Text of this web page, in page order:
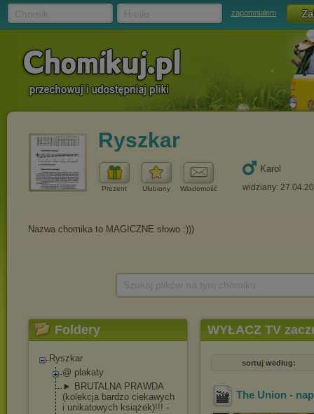
zapomniałem
Ryszkar
Prezent Ulubiony Wiadomość
Karol
widziany:
Foldery
Ryszkar
@ plakaty
► BRUTALNA PRAWDA
(kolekcja bardzo ciekawych
i unikatowych książek)!!! -
WYŁACZ TV
sortuj według:
The Union -